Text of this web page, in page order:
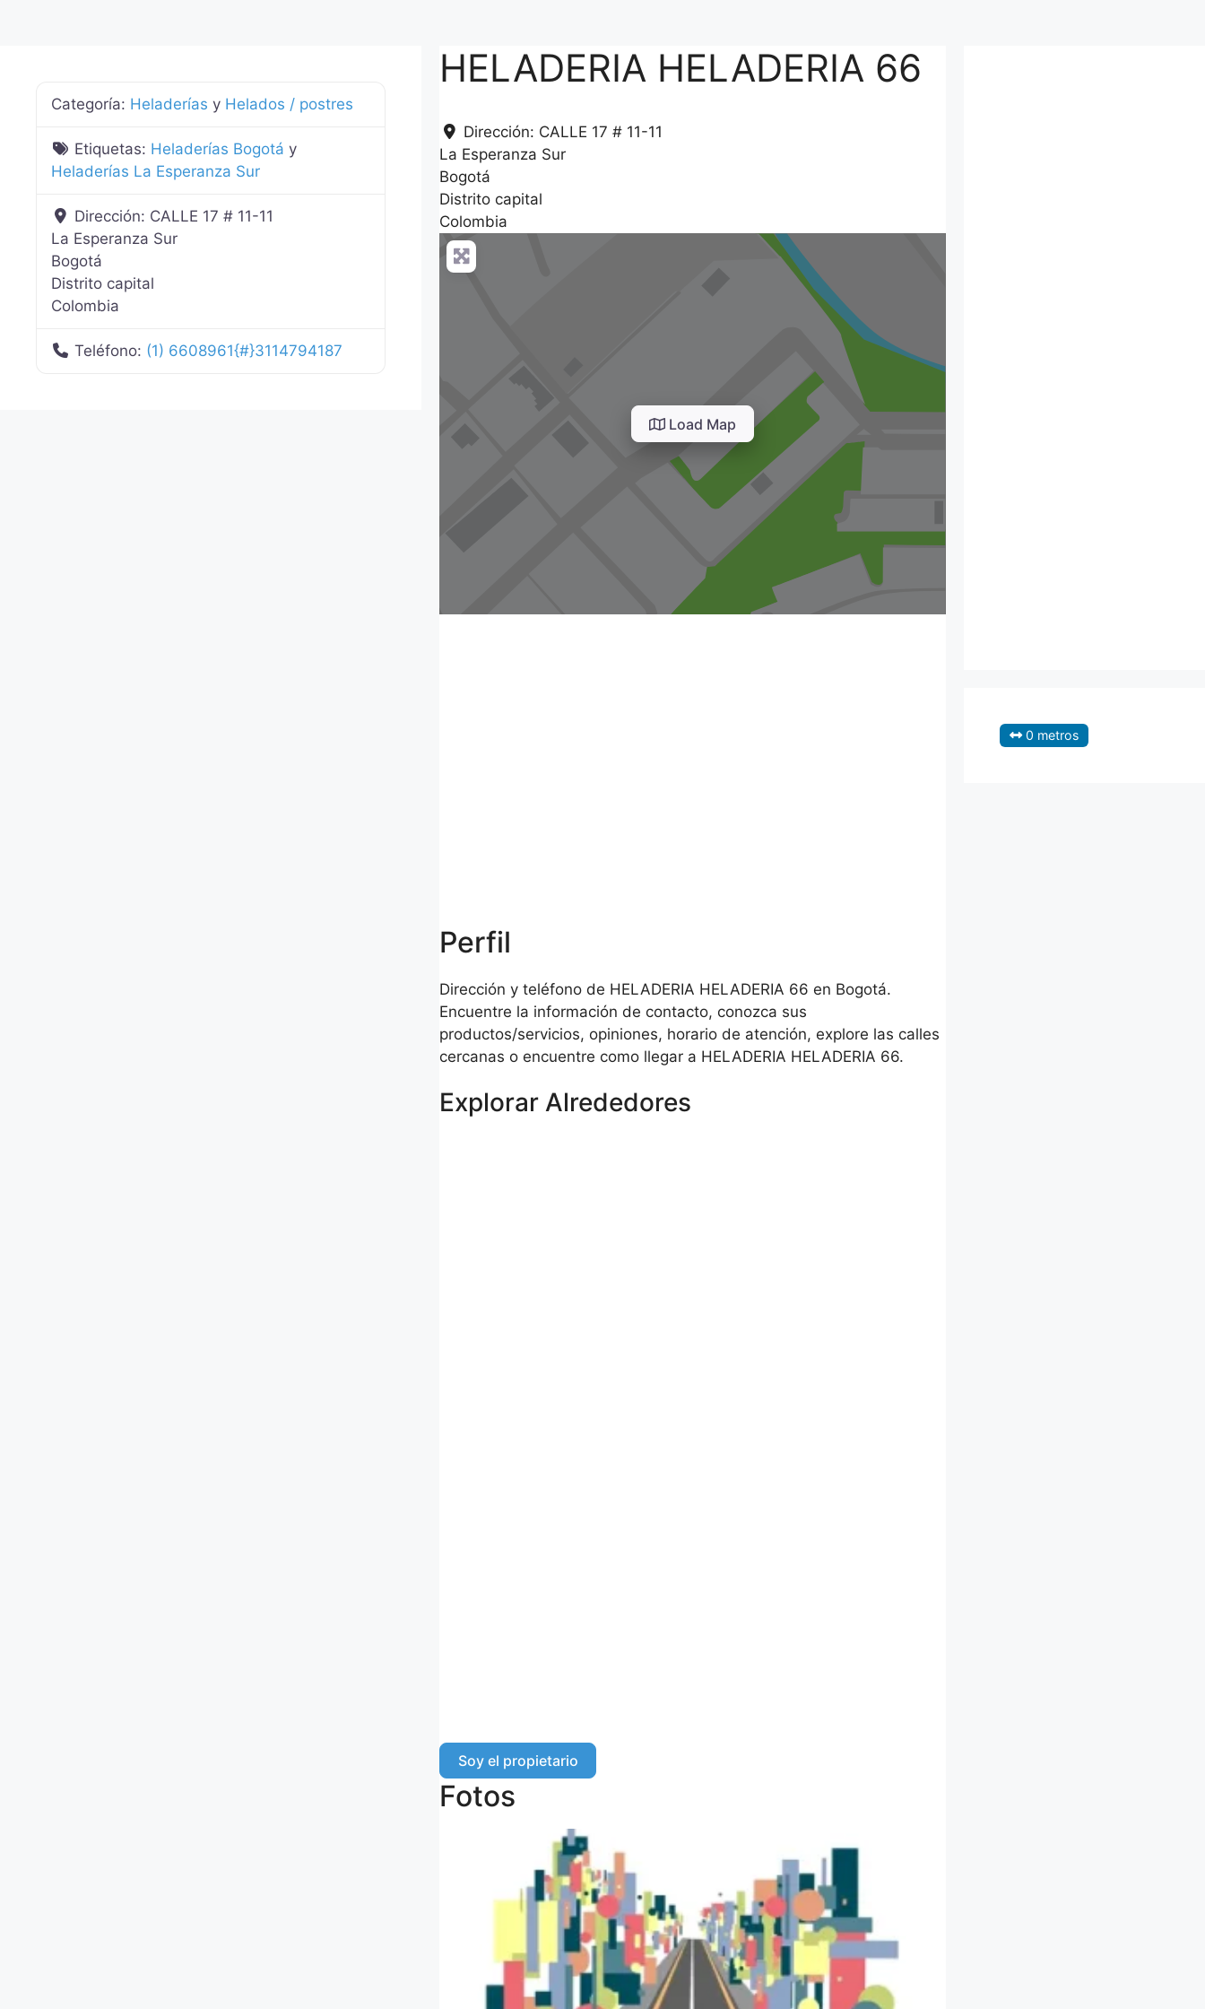
HELADERIA HELADERIA 66
Dirección: CALLE 17 # 11-11
La Esperanza Sur
Bogotá
Distrito capital
Colombia
Load Map
Perfil
Dirección y teléfono de HELADERIA HELADERIA 66 en Bogotá.
Encuentre la información de contacto, conozca sus
productos/servicios, opiniones, horario de atención, explore las calles
cercanas o encuentre como llegar a HELADERIA HELADERIA 66.
Explorar Alrededores
Soy el propietario
Fotos
Categoría: Heladerías y Helados / postres
Etiquetas: Heladerías Bogotá y
Heladerías La Esperanza Sur
Dirección: CALLE 17 # 11-11
La Esperanza Sur
Bogotá
Distrito capital
Colombia
Teléfono: (1) 6608961{#}3114794187
0 metros